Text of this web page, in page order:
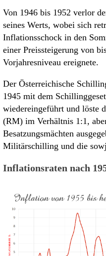
Von 1946 bis 1952 verlor
seines Werts, wobei sich
Inflationsschock in den
einer Preissteigerung von
Vorjahresniveau ereignete.
Der Österreichische
1945 mit dem
wiedereingeführt und löste
(RM) im Verhältnis 1:1,
Besatzungsmächten
Militärschilling und die
Inflationsraten nach